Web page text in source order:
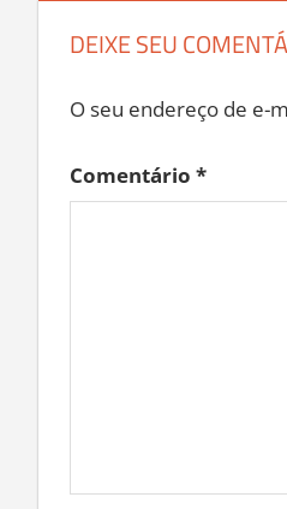
DEIXE SEU
O seu endereço de e-
Comentário *